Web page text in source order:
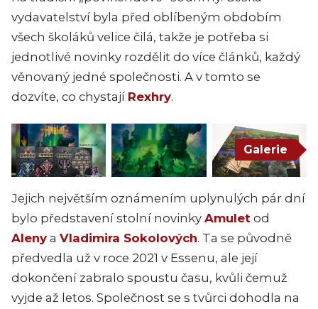
vydavatelství byla před oblíbeným obdobím
všech školáků velice čilá, takže je potřeba si
jednotlivé novinky rozdělit do více článků, každý
věnovaný jedné společnosti. A v tomto se
dozvíte, co chystají Rexhry.
Galerie
Jejich největším oznámením uplynulých pár dní
bylo představení stolní novinky Amulet od
Aleny a Vladimira Sokolových. Ta se původně
předvedla už v roce 2021 v Essenu, ale její
dokončení zabralo spoustu času, kvůli čemuž
vyjde až letos. Společnost se s tvůrci dohodla na